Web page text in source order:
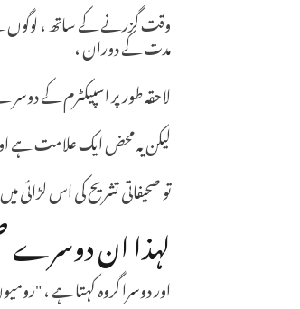
وقت گزرنے کے ساتھ ، لوگوں
مدت کے دوران ،
لاحقہ طور پر اسپیکٹرم کے
لیکن یہ محض ایک علامت ہے
تو صحیفاتی تشریح کی اس لڑائی
لہذا ان دوسرے
اور دوسرا گروہ کہتا ہے ،